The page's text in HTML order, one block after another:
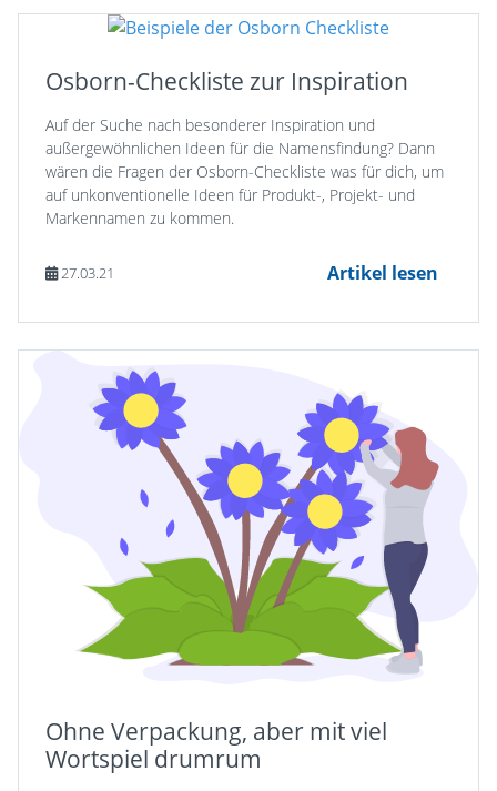
Osborn-Checkliste zur Inspiration
Auf der Suche nach besonderer Inspiration und
außergewöhnlichen Ideen für die Namensfindung? Dann
wären die Fragen der Osborn-Checkliste was für dich, um
auf unkonventionelle Ideen für Produkt-, Projekt- und
Markennamen zu kommen.
27.03.21 Artikel lesen
Ohne Verpackung, aber mit viel
Wortspiel drumrum